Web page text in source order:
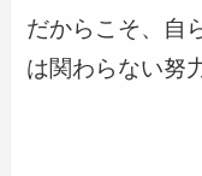
だからこそ、自
は関わらない努